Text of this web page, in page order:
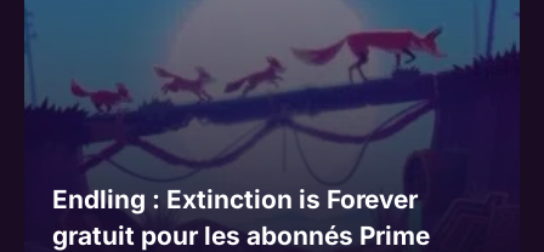
Endling : Extinction is Forever
gratuit pour les abonnés Prime